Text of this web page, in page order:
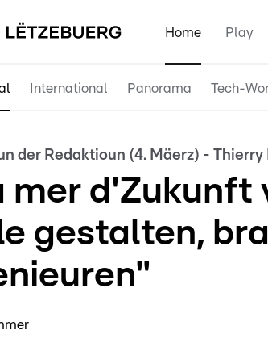
Home Play
International Panorama Tech-
der Redaktioun (4. Mäerz) - Thierry
mer d'Zukunft
gestalten,